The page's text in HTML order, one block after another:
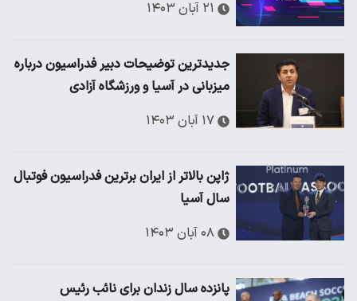
۲۱ آبان ۱۴۰۳
جدیدترین توضیحات دبیر فدراسیون درباره
میزبانی در آسیا و ورزشگاه آزادی
۱۷ آبان ۱۴۰۳
ژاپن بالاتر از ایران برترین فدراسیون فوتبال
سال آسیا
۰۸ آبان ۱۴۰۳
پانزده سال زندان برای نائب رئیس